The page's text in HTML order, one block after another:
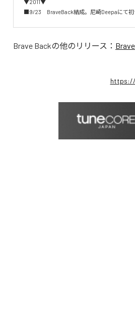
▼2011▼
■9/23　BraveBack結成。尼崎Deepaにて
Brave Backの他のリリース：
https://